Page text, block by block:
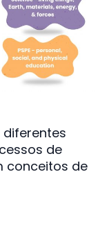
de
conceitos de